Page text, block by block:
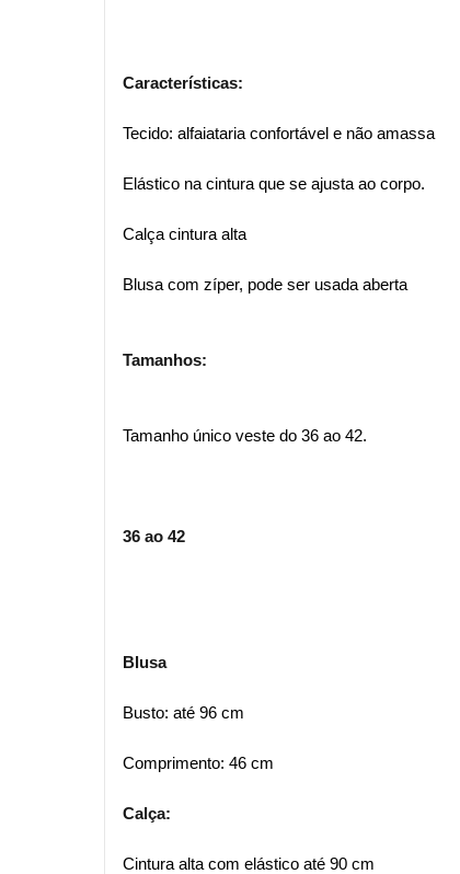
Características:
Tecido: alfaiataria confortável e não amassa
Elástico na cintura que se ajusta ao corpo.
Calça cintura alta
Blusa com zíper, pode ser usada aberta
Tamanhos:
Tamanho único veste do 36 ao 42.
36 ao 42
Blusa
Busto: até 96 cm
Comprimento: 46 cm
Calça:
Cintura alta com elástico até 90 cm